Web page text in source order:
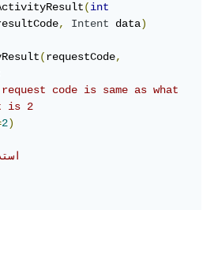
(int
, Intent data)
(requestCode,
code is same as what
it is 2
2)
//